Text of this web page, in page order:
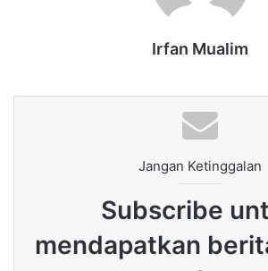
Irfan Mualim
Jangan Ketinggalan
Subscribe
mendapatkan